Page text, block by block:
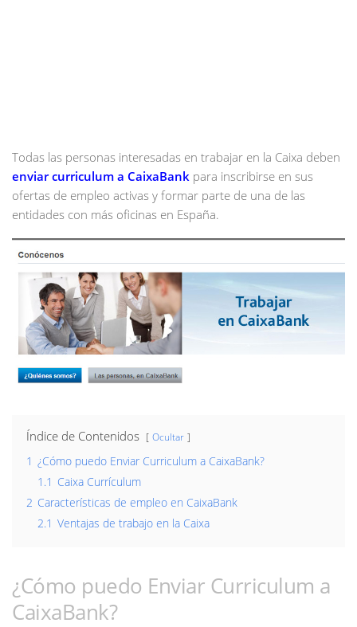
Todas las personas interesadas en trabajar en la Caixa deben
enviar curriculum a CaixaBank para inscribirse en sus
ofertas de empleo activas y formar parte de una de las
entidades con más oficinas en España.
Índice de Contenidos Ocultar
1 ¿Cómo puedo Enviar Curriculum a CaixaBank?
1.1 Caixa Currículum
2 Características de empleo en CaixaBank
2.1 Ventajas de trabajo en la Caixa
¿Cómo puedo Enviar Curriculum a
CaixaBank?